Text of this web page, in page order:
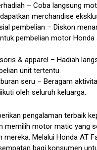
– Coba langsung
merchandise
pembelian – Diskon
pembelian motor Honda
& apparel – Hadiah
unit tertentu.
seru – Beragam
oleh seluruh keluarga.
pengalaman terbaik
memilih motor matic yang
mereka. Melalui Honda AT
bagi konsumen